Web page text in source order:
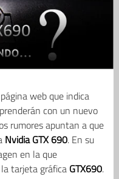
web que indica
con un nuevo
rumores apuntan a que
Nvidia GTX 690. En su
en la que
tarjeta gráfica GTX690.